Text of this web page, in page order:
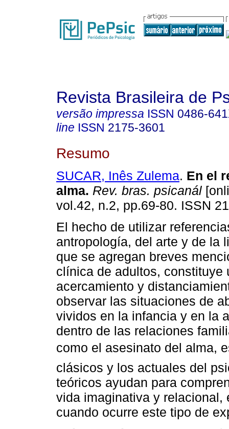
Revista Brasileira de
versão impressa ISSN 0486-
line ISSN 2175-3601
Resumo
SUCAR, Inês Zulema. En el
alma. Rev. bras. psicanál
vol.42, n.2, pp.69-80. ISSN
El hecho de utilizar
antropología, del arte y de la
que se agregan breves
clínica de adultos, constituye
acercamiento y
observar las situaciones de
vividos en la infancia y en la
dentro de las relaciones
como el asesinato del
clásicos y los actuales del
teóricos ayudan para
vida imaginativa y relacional,
cuando ocurre este tipo de